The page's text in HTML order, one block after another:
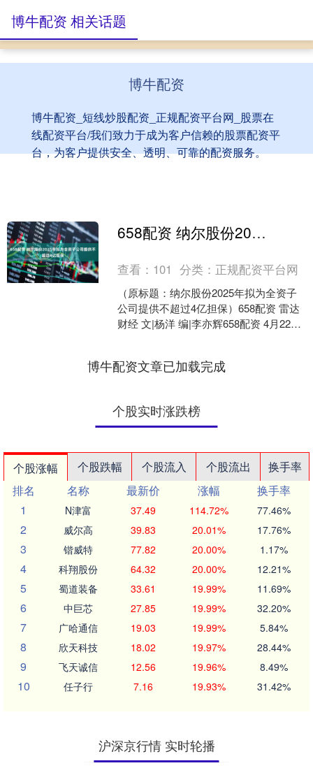
博牛配资
博牛配资_短线炒股配资_正规配资平台网_股票在
线配资平台/我们致力于成为客户信赖的股票配资平
台，为客户提供安全、透明、可靠的配资服务。
博牛配资 相关话题
658配资 纳尔股份2025年拟为全资子公司提供不超过4亿担保
查看： 101 分类： 正规配资平台网
（原标题：纳尔股份2025年拟为全资子
公司提供不超过4亿担保）658配资 雷达
财经 文|杨洋 编|李亦辉658配资 4月22
博牛配资文章已加载完成
个股实时涨跌榜
个股涨幅 个股跌幅 个股流入 个股流出
换手率
排名
名称 最新价 涨幅
换手率
1
N津富 37.49 114.72% 77.46%
2 威尔高 39.83 20.01% 17.76%
3 锴威特 77.82 20.00% 1.17%
4 科翔股份 64.32 20.00% 12.21%
5 蜀道装备 33.61 19.99% 11.69%
6 中巨芯 27.85 19.99% 32.20%
7 广哈通信 19.03 19.99% 5.84%
8 欣天科技 18.02 19.97% 28.44%
9 飞天诚信 12.56 19.96% 8.49%
10 任子行 7.16 19.93% 31.42%
沪深京行情 实时轮播